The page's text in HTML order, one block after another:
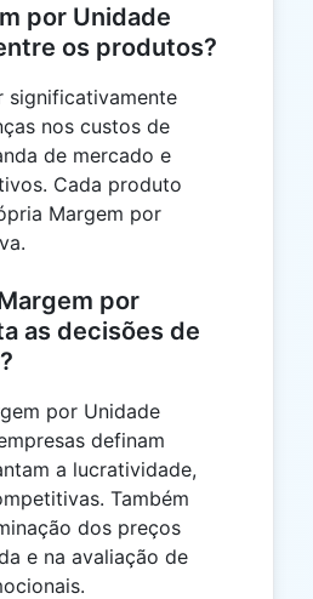
por Unidade
os produtos?
significativamente
nos custos de
de mercado e
Cada produto
Margem por
por
as decisões de
por Unidade
definam
a lucratividade,
Também
dos preços
e na avaliação de